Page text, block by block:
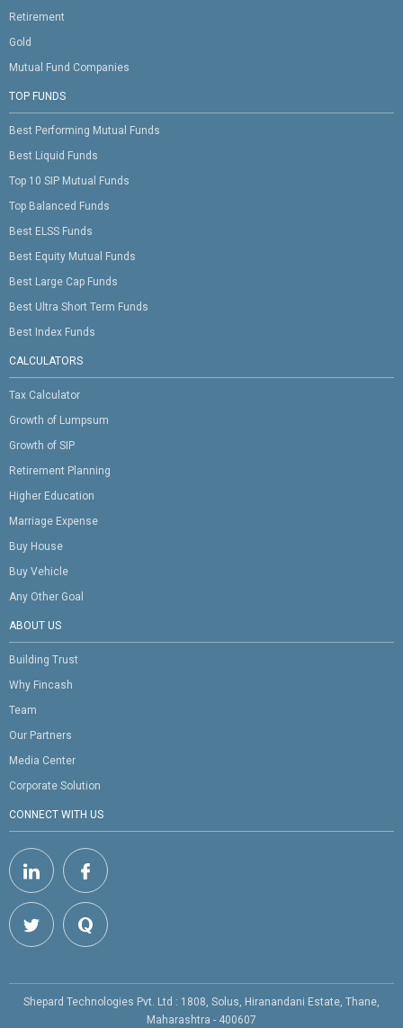
Retirement
Gold
Mutual Fund Companies
TOP FUNDS
Best Performing Mutual Funds
Best Liquid Funds
Top 10 SIP Mutual Funds
Top Balanced Funds
Best ELSS Funds
Best Equity Mutual Funds
Best Large Cap Funds
Best Ultra Short Term Funds
Best Index Funds
CALCULATORS
Tax Calculator
Growth of Lumpsum
Growth of SIP
Retirement Planning
Higher Education
Marriage Expense
Buy House
Buy Vehicle
Any Other Goal
ABOUT US
Building Trust
Why Fincash
Team
Our Partners
Media Center
Corporate Solution
CONNECT WITH US
Shepard Technologies Pvt. Ltd : 1808, Solus, Hiranandani Estate, Thane,
Maharashtra - 400607